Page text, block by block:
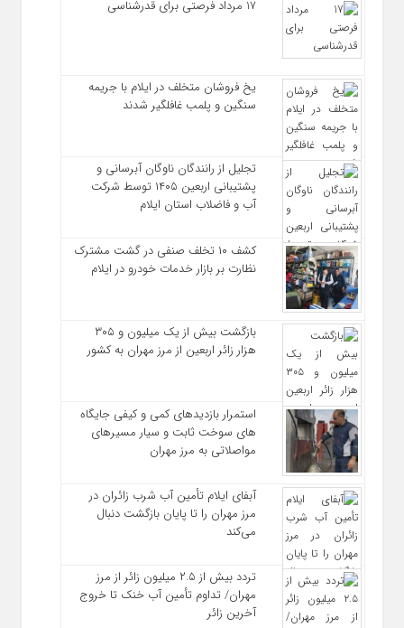
17 مرداد فرصتی برای قدرشناسی
یخ‌ فروشان متخلف در ایلام با جریمه
سنگین و پلمب غافلگیر شدند
تجلیل از رانندگان ناوگان آبرسانی و
پشتیبانی اربعین ۱۴۰۵ توسط شرکت
آب و فاضلاب استان ایلام
کشف ۱۰ تخلف صنفی در گشت مشترک
نظارت بر بازار خدمات خودرو در ایلام
بازگشت بیش از یک میلیون و ۳۰۵
هزار زائر اربعین از مرز مهران به کشور
استمرار بازدیدهای کمی و کیفی جایگاه‌
های سوخت ثابت و سیار مسیرهای
مواصلاتی به مرز مهران
آبفای ایلام تأمین آب شرب زائران در
مرز مهران را تا پایان بازگشت دنبال
می‌کند
تردد بیش از ۲.۵ میلیون زائر از مرز
مهران/ تداوم تأمین آب خنک تا خروج
آخرین زائر